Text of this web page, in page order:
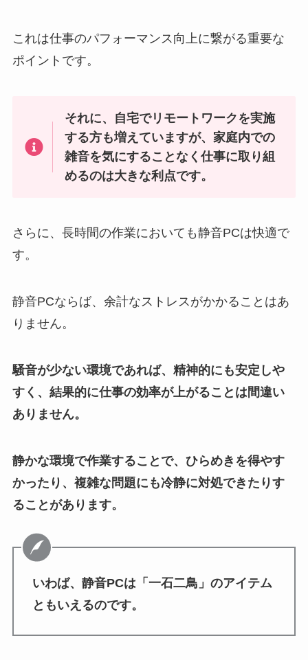
これは仕事のパフォーマンス向上に繋がる重要な
ポイントです。
それに、自宅でリモートワークを実施
する方も増えていますが、家庭内での
雑音を気にすることなく仕事に取り組
めるのは大きな利点です。
さらに、長時間の作業においても静音PCは快適で
す。
静音PCならば、余計なストレスがかかることはあ
りません。
騒音が少ない環境であれば、精神的にも安定しや
すく、結果的に仕事の効率が上がることは間違い
ありません。
静かな環境で作業することで、ひらめきを得やす
かったり、複雑な問題にも冷静に対処できたりす
ることがあります。
いわば、静音PCは「一石二鳥」のアイテム
ともいえるのです。